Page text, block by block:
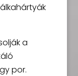
a
por.